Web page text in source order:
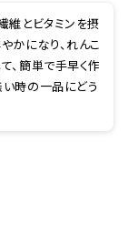
維とビタミンを摂
かになり、れんこ
、簡単で手早く作
い時の一品にどう